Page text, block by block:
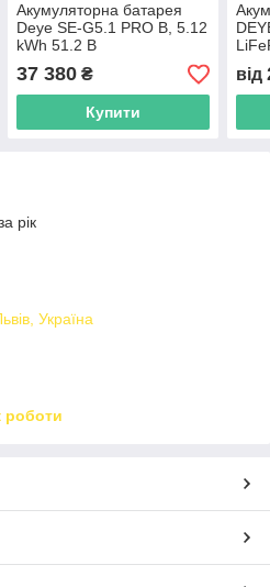
Акумуляторна батарея
Deye SE-G5.1 PRO B, 5.12
kWh 51.2 B
37 380₴
Купити
від
рік
Україна
роботи